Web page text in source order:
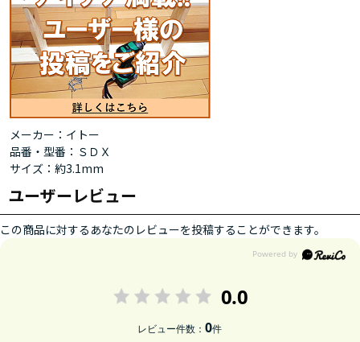
メーカー：イトー
品番・型番：ＳＤＸ
サイズ：約3.1mm
ユーザーレビュー
この商品に対するあなたのレビューを投稿することができます。
0.0
レビュー件数：0件